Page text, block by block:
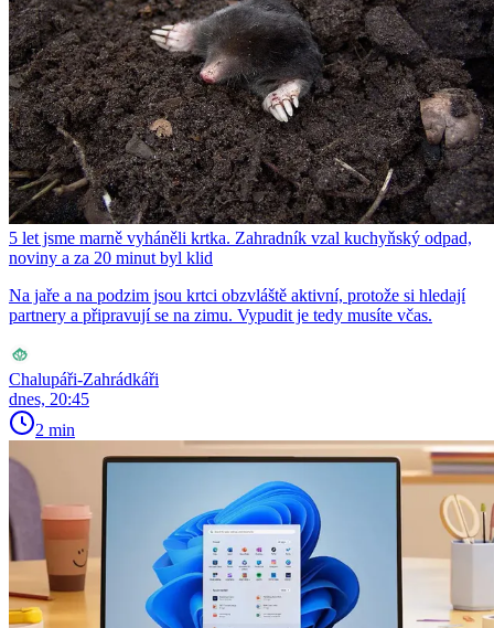
5 let jsme marně vyháněli krtka. Zahradník vzal kuchyňský odpad,
noviny a za 20 minut byl klid
Na jaře a na podzim jsou krtci obzvláště aktivní, protože si hledají
partnery a připravují se na zimu. Vypudit je tedy musíte včas.
Chalupáři-Zahrádkáři
dnes, 20:45
2 min